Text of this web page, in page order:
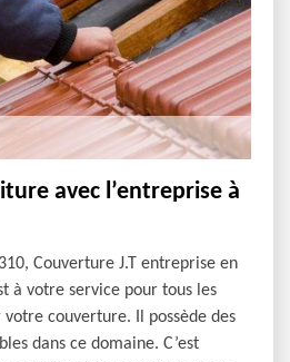
avec l’entreprise à
Couverture J.T entreprise en
à votre service pour tous les
couverture. Il possède des
dans ce domaine. C’est